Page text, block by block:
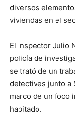
diversos
viviendas en el
El inspector Julio
policía de
se trató de un
detectives junto a
marco de un foco
habitado.